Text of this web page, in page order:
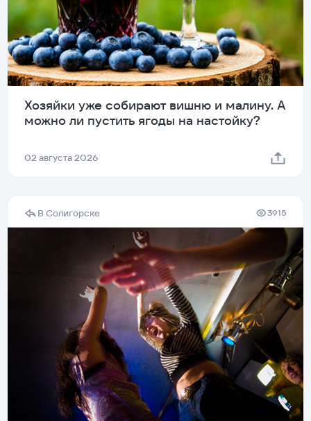
Хозяйки уже собирают вишню и малину. А
можно ли пустить ягоды на настойку?
02 августа 2026
В Солигорске 3915